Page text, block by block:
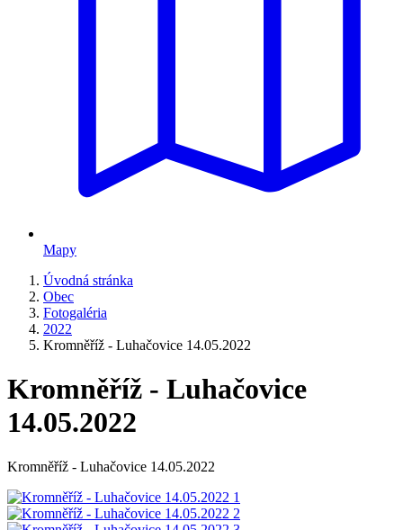
Mapy
Úvodná stránka
Obec
Fotogaléria
2022
Kromněříž - Luhačovice 14.05.2022
Kromněříž - Luhačovice
14.05.2022
Kromněříž - Luhačovice 14.05.2022